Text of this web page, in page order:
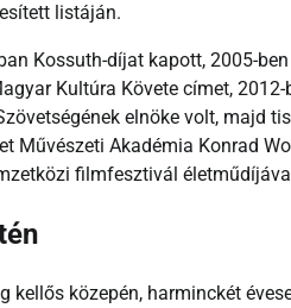
listáján.
Kossuth-díjat kapott, 2005-
Kultúra Követe címet,
elnöke volt, majd
Művészeti Akadémia Konrad
filmfesztivál
kellős közepén, harminckét